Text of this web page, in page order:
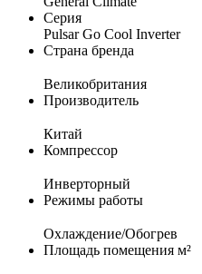
Серия
Pulsar Go Cool Inverter
Страна бренда
Великобритания
Производитель
Китай
Компрессор
Инверторный
Режимы работы
Охлаждение/Обогрев
Площадь помещения м²